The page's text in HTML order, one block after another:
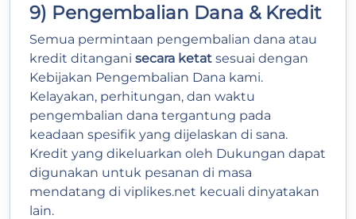
9) Pengembalian Dana & Kredit
Semua permintaan pengembalian dana atau
kredit ditangani secara ketat sesuai dengan
Kebijakan Pengembalian Dana kami.
Kelayakan, perhitungan, dan waktu
pengembalian dana tergantung pada
keadaan spesifik yang dijelaskan di sana.
Kredit yang dikeluarkan oleh Dukungan dapat
digunakan untuk pesanan di masa
mendatang di viplikes.net kecuali dinyatakan
lain.